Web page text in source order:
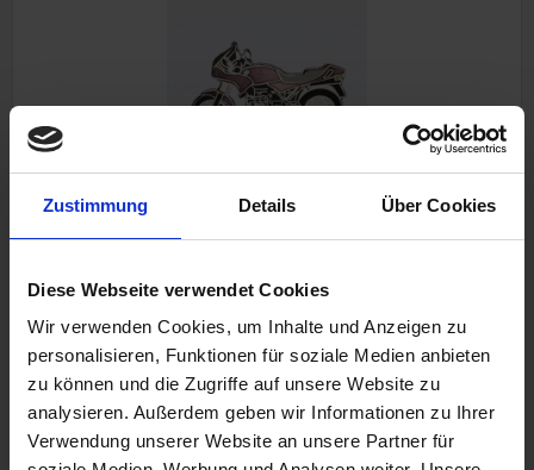
Zustimmung Details Über Cookies
Diese Webseite verwendet Cookies
Wir verwenden Cookies, um Inhalte und Anzeigen zu
personalisieren, Funktionen für soziale Medien anbieten
zu können und die Zugriffe auf unsere Website zu
analysieren. Außerdem geben wir Informationen zu Ihrer
Verwendung unserer Website an unsere Partner für
Grau
7,90 €
inkl. ges. USt., zzgl. Versandkosten